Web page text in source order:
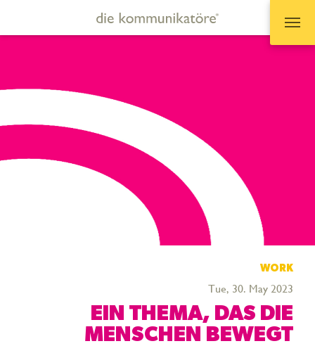
WORK
Tue, 30. May 2023
EIN THEMA, DAS DIE
MENSCHEN BEWEGT